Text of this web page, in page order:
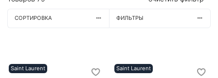
СОРТИРОВКА ФИЛЬТРЫ
Saint Laurent Saint Laurent